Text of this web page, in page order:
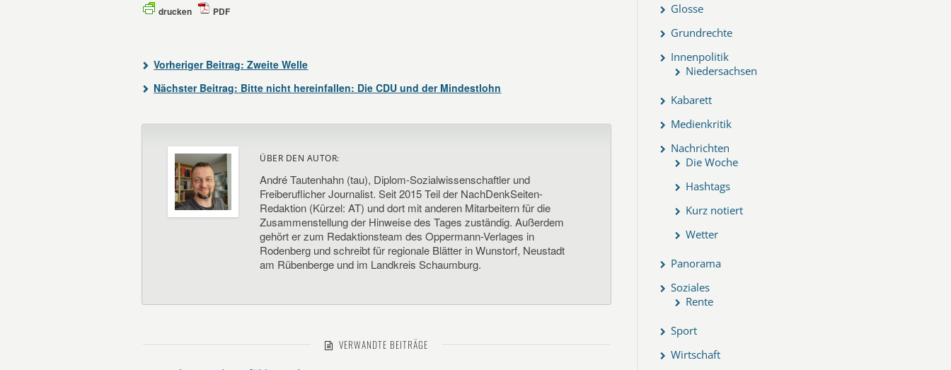
drucken PDF
Vorheriger Beitrag: Zweite Welle
Nächster Beitrag: Bitte nicht hereinfallen: Die CDU und der Mindestlohn
ÜBER DEN AUTOR:
André Tautenhahn (tau), Diplom-Sozialwissenschaftler und
Freiberuflicher Journalist. Seit 2015 Teil der NachDenkSeiten-
Redaktion (Kürzel: AT) und dort mit anderen Mitarbeitern für die
Zusammenstellung der Hinweise des Tages zuständig. Außerdem
gehört er zum Redaktionsteam des Oppermann-Verlages in
Rodenberg und schreibt für regionale Blätter in Wunstorf, Neustadt
am Rübenberge und im Landkreis Schaumburg.
VERWANDTE BEITRÄGE
Glosse
Grundrechte
Innenpolitik
Niedersachsen
Kabarett
Medienkritik
Nachrichten
Die Woche
Hashtags
Kurz notiert
Wetter
Panorama
Soziales
Rente
Sport
Wirtschaft